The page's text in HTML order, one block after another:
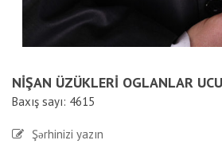
NIŞAN ÜZÜKLERI OGLANLAR
Baxış sayı: 4615
Şərhinizi yazın